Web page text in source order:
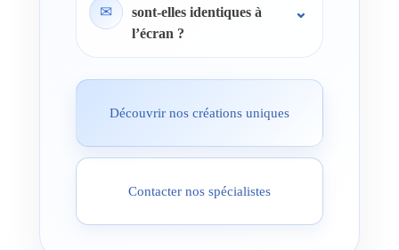
✉
sont-elles identiques à
l’écran ?
Découvrir nos créations uniques
Contacter nos spécialistes